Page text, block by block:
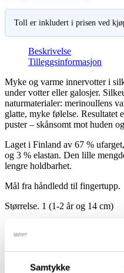
Samtykke
Toll er inkludert i prisen ved
Beskrivelse
Tilleggsinformasjon
Myke og varme innervotter i
under votter eller galosjer.
naturmaterialer: merinoullens
glatte, myke følelse. Resultatet
puster – skånsomt mot huden
Laget i Finland av 67 %
og 3 % elastan. Den lille
lengre holdbarhet.
Mål fra håndledd til fingertupp.
Størrelse. 1 (1-2 år og 14 cm)
Vask i 30 graders ullvask og